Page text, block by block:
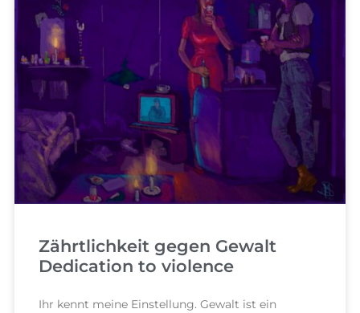
Zährtlichkeit gegen Gewalt
Dedication to violence
Ihr kennt meine Einstellung. Gewalt ist ein